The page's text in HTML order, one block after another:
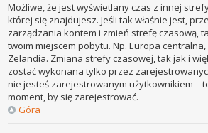
Możliwe, że jest wyświetlany czas z innej
której się znajdujesz. Jeśli tak właśnie jest,
zarządzania kontem i zmień strefę czasową,
twoim miejscem pobytu. Np. Europa
Zelandia. Zmiana strefy czasowej, tak jak i
zostać wykonana tylko przez
nie jesteś zarejestrowanym użytkownikiem –
moment, by się zarejestrować.
Góra